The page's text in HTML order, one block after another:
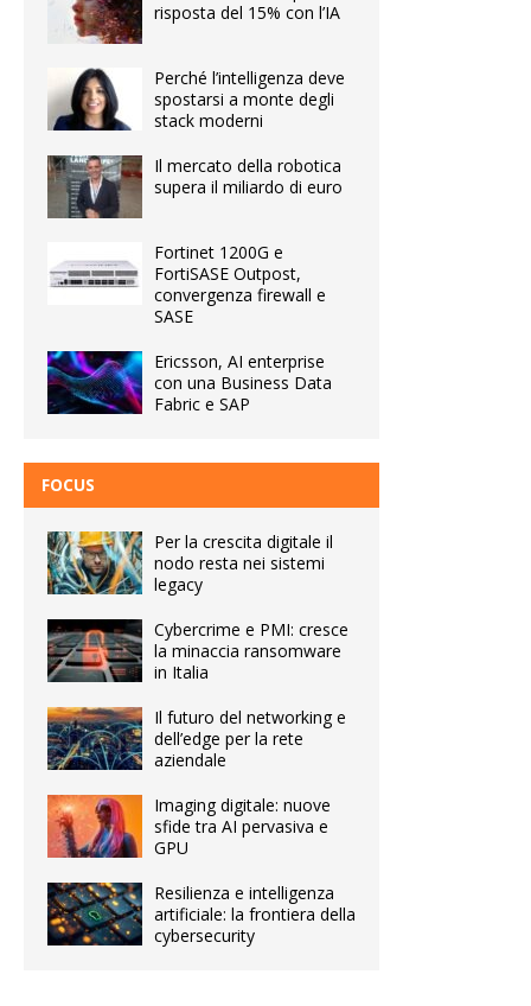
risposta del 15% con l’IA
Perché l’intelligenza deve
spostarsi a monte degli
stack moderni
Il mercato della robotica
supera il miliardo di euro
Fortinet 1200G e
FortiSASE Outpost,
convergenza firewall e
SASE
Ericsson, AI enterprise
con una Business Data
Fabric e SAP
FOCUS
Per la crescita digitale il
nodo resta nei sistemi
legacy
Cybercrime e PMI: cresce
la minaccia ransomware
in Italia
Il futuro del networking e
dell’edge per la rete
aziendale
Imaging digitale: nuove
sfide tra AI pervasiva e
GPU
Resilienza e intelligenza
artificiale: la frontiera della
cybersecurity